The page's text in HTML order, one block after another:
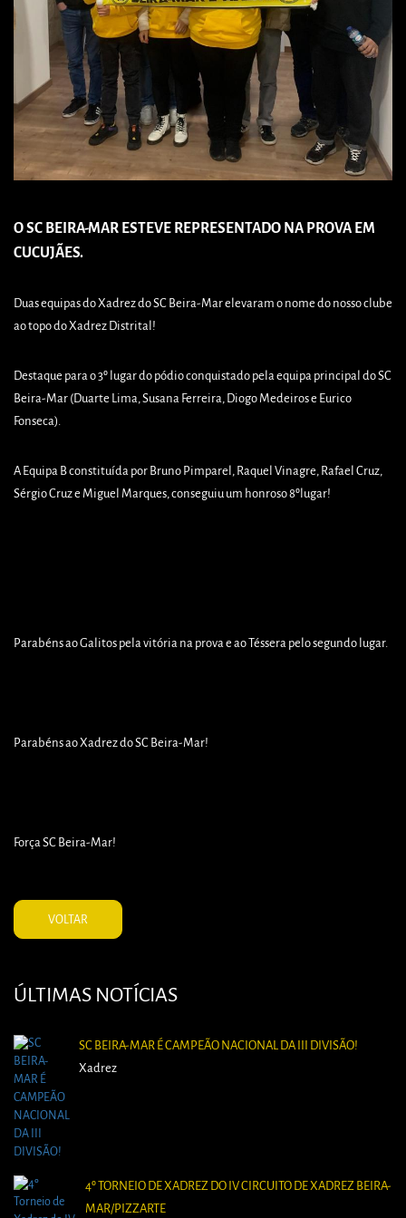
O SC BEIRA-MAR ESTEVE REPRESENTADO NA PROVA EM
CUCUJÃES.
Duas equipas do Xadrez do SC Beira-Mar elevaram o nome do nosso clube
ao topo do Xadrez Distrital!
Destaque para o 3º lugar do pódio conquistado pela equipa principal do SC
Beira-Mar (Duarte Lima, Susana Ferreira, Diogo Medeiros e Eurico
Fonseca).
A Equipa B constituída por Bruno Pimparel, Raquel Vinagre, Rafael Cruz,
Sérgio Cruz e Miguel Marques, conseguiu um honroso 8ºlugar!
Parabéns ao Galitos pela vitória na prova e ao Téssera pelo segundo lugar.
Parabéns ao Xadrez do SC Beira-Mar!
Força SC Beira-Mar!
VOLTAR
ÚLTIMAS NOTÍCIAS
SC BEIRA-MAR É CAMPEÃO NACIONAL DA III DIVISÃO!
Xadrez
4º TORNEIO DE XADREZ DO IV CIRCUITO DE XADREZ BEIRA-
MAR/PIZZARTE